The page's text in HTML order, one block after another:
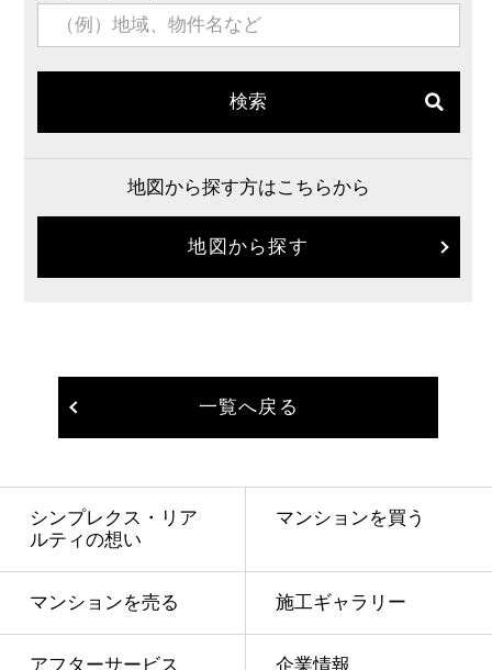
検索
地図から探す方はこちらから
地図から探す
一覧へ戻る
シンプレクス・リア
ルティの想い
マンションを買う
マンションを売る 施工ギャラリー
アフターサービス 企業情報